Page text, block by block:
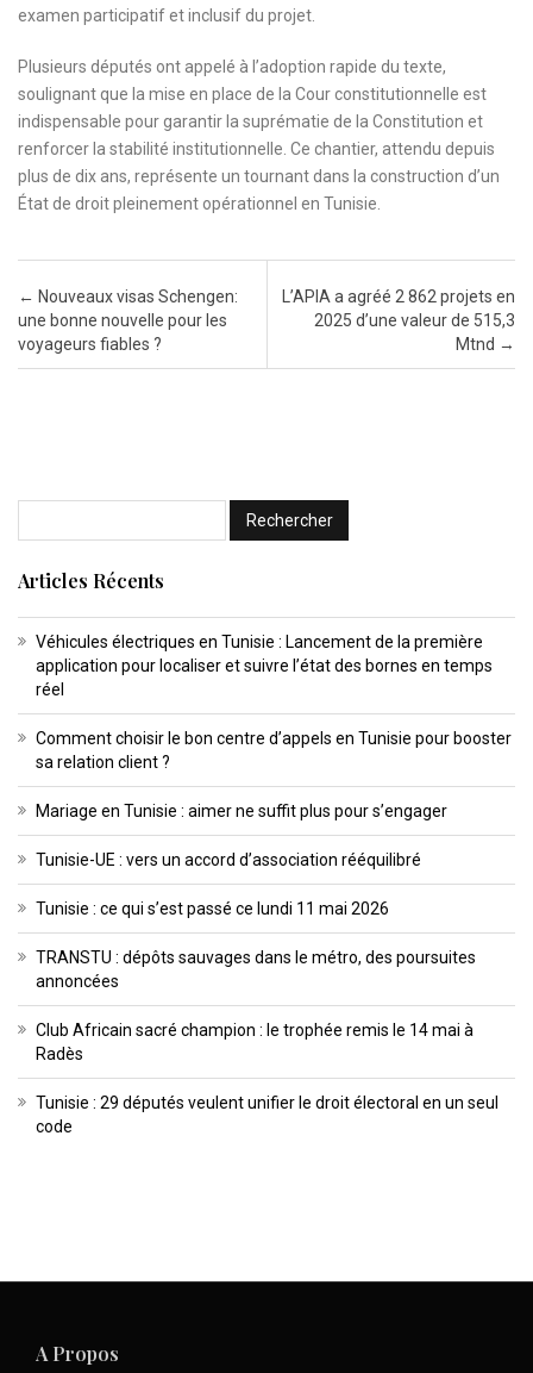
examen participatif et inclusif du projet.
Plusieurs députés ont appelé à l’adoption rapide du texte,
soulignant que la mise en place de la Cour constitutionnelle est
indispensable pour garantir la suprématie de la Constitution et
renforcer la stabilité institutionnelle. Ce chantier, attendu depuis
plus de dix ans, représente un tournant dans la construction d’un
État de droit pleinement opérationnel en Tunisie.
Post navigation
← Nouveaux visas Schengen:
une bonne nouvelle pour les
voyageurs fiables ?
L’APIA a agréé 2 862 projets en
2025 d’une valeur de 515,3
Mtnd →
Articles Récents
Véhicules électriques en Tunisie : Lancement de la première
application pour localiser et suivre l’état des bornes en temps
réel
Comment choisir le bon centre d’appels en Tunisie pour booster
sa relation client ?
Mariage en Tunisie : aimer ne suffit plus pour s’engager
Tunisie-UE : vers un accord d’association rééquilibré
Tunisie : ce qui s’est passé ce lundi 11 mai 2026
TRANSTU : dépôts sauvages dans le métro, des poursuites
annoncées
Club Africain sacré champion : le trophée remis le 14 mai à
Radès
Tunisie : 29 députés veulent unifier le droit électoral en un seul
code
A Propos